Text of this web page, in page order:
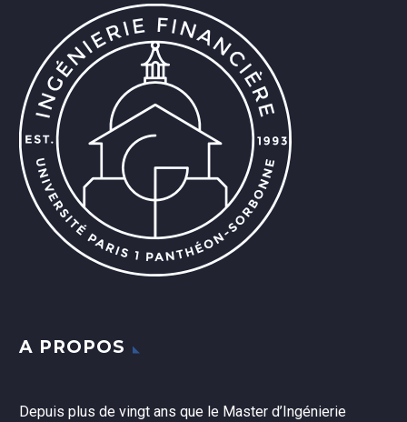
A PROPOS
Depuis plus de vingt ans que le Master d’Ingénierie